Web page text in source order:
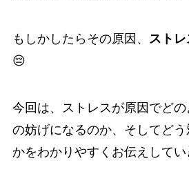
もしかしたらその原因、 ストレ
😔
今回は、ストレスが原因でど
の妨げになるのか、そしてど
かをわかりやすくお伝えしてい